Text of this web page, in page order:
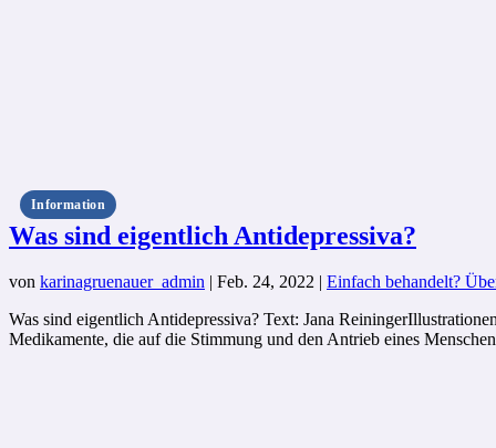
Information
Was sind eigentlich Antidepressiva?
von karinagruenauer_admin | Feb. 24, 2022 | Einfach behandelt?
Was sind eigentlich Antidepressiva? Text: Jana
Medikamente, die auf die Stimmung und den Antrieb eines